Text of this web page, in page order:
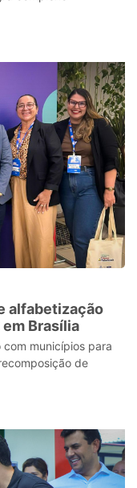
alfabetização
Brasília
municípios para
de